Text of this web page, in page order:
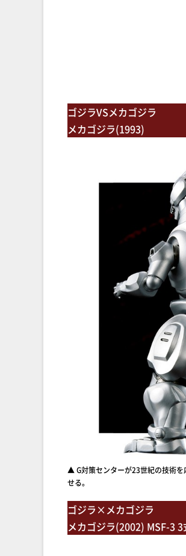
ゴジラVSメカゴジラ
メカゴジラ(1993)
▲ G対策センターが23世紀の技術
せる。
ゴジラ×メカゴジラ
メカゴジラ(2002) MSF-3